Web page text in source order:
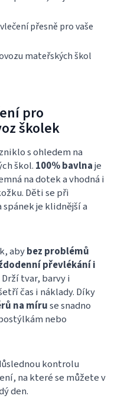
přesně pro vaše
mateřských škol
pro
školek
s ohledem na
škol. 100% bavlnaje
na dotek a vhodná i
Děti se při
je klidnější a
abybez problémů
převlékání i
Drží tvar, barvy i
čas i náklady. Díky
na míruse snadno
nebo
kontrolu
na které se můžete v
den.